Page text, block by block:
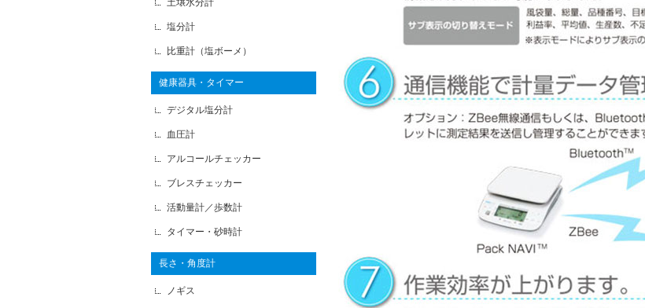
土壌水分計
塩分計
比重計（塩ボーメ）
健康器具・タイマー
デジタル塩分計
血圧計
アルコールチェッカー
ブレスチェッカー
活動量計／歩数計
タイマー・砂時計
長さ・角度計
ノギス